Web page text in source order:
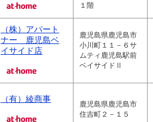
１階
（株）アパート
ナー 鹿児島ベ
イサイド店
鹿児島県鹿児島市
小川町１１－６サ
ムティ鹿児島駅前
ベイサイドⅡ
（有）綾商事
鹿児島県鹿児島市
住吉町２－１５